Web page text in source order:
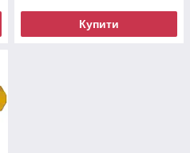
Купити